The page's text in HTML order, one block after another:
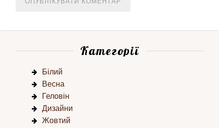
Категорії
Білий
Весна
Геловін
Дизайни
Жовтий